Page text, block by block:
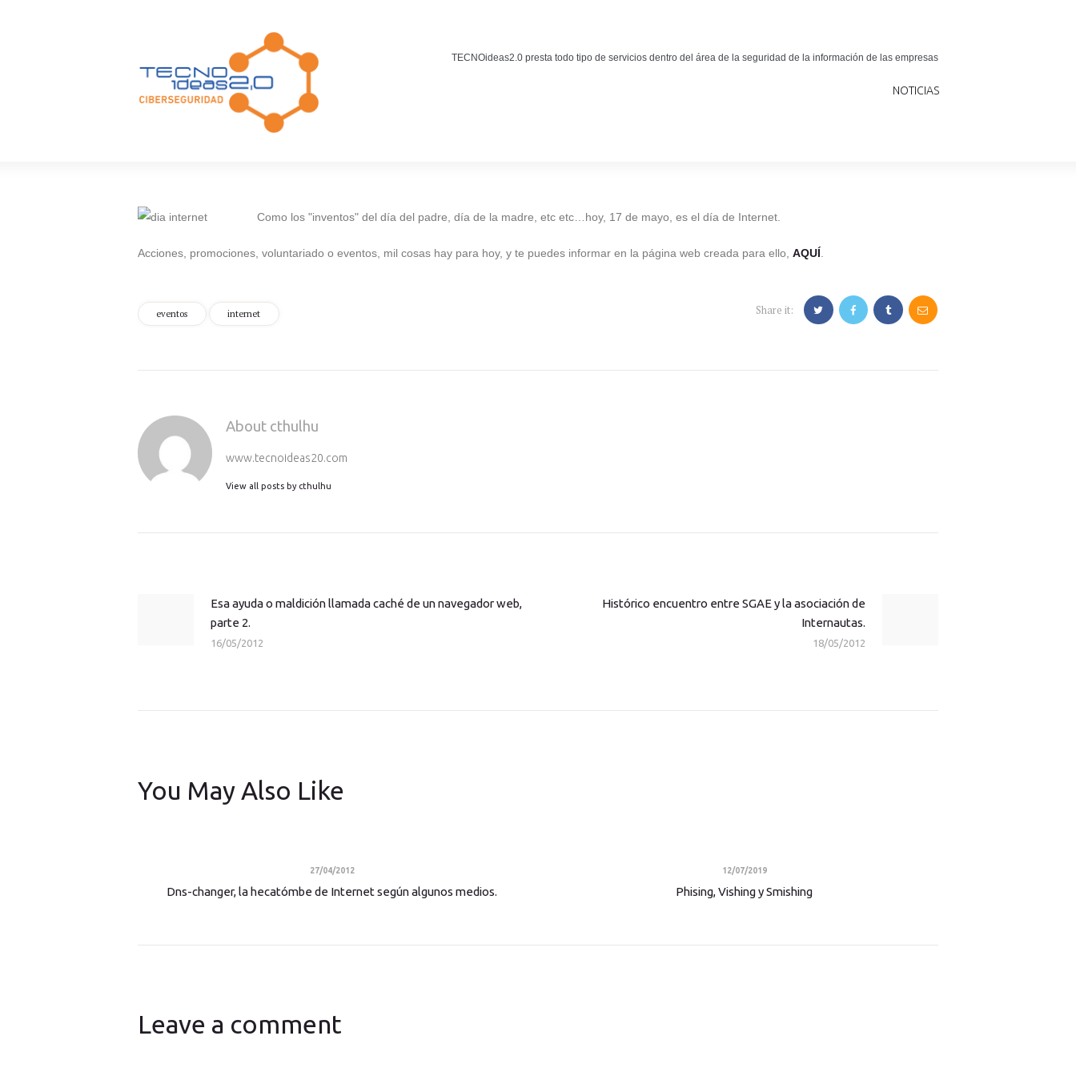
TECNOideas2.0 presta todo tipo de servicios dentro del área de la seguridad de la información de las empresas
NOTICIAS
Noticias tecnológicas.
Como los "inventos" del día del padre, día de la madre, etc etc…hoy, 17 de mayo, es el día de Internet.
Acciones, promociones, voluntariado o eventos, mil cosas hay para hoy, y te puedes informar en la página web creada para ello, AQUÍ.
eventos internet Share it:
About cthulhu
www.tecnoideas20.com
View all posts by cthulhu
entradasPrevious
post:
Esa ayuda o maldición llamada caché de un navegador web,
parte 2.
16/05/2012
Histórico encuentro entre SGAE y la asociación de
Internautas.
18/05/2012
You May Also Like
27/04/2012
Dns-changer, la hecatómbe de Internet según algunos medios.
12/07/2019
Phising, Vishing y Smishing
Leave a comment